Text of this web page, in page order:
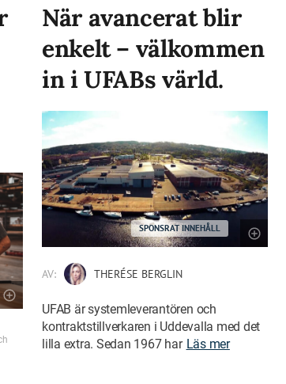
När avancerat blir
enkelt – välkommen
in i UFABs värld.
SPONSRAT INNEHÅLL
AV: THERÉSE BERGLIN
UFAB är systemleverantören och
kontraktstillverkaren i Uddevalla med det
lilla extra. Sedan 1967 har Läs mer